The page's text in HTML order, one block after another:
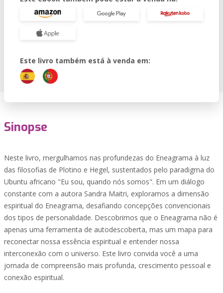
Este livro também está à venda em:
Sinopse
Neste livro, mergulhamos nas profundezas do Eneagrama à luz
das filosofias de Plotino e Hegel, sustentados pelo paradigma do
Ubuntu africano "Eu sou, quando nós somos". Em um diálogo
constante com a autora Sandra Maitri, exploramos a dimensão
espiritual do Eneagrama, desafiando concepções convencionais
dos tipos de personalidade. Descobrimos que o Eneagrama não é
apenas uma ferramenta de autodescoberta, mas um mapa para
reconectar nossa essência espiritual e entender nossa
interconexão com o universo. Este livro convida você a uma
jornada de compreensão mais profunda, crescimento pessoal e
conexão espiritual.